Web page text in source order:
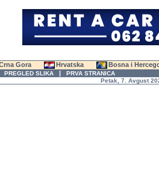
Gora Hrvatska Bosna i
PREGLED SLIKA | PRVA STRANICA
Petak, 7. Avgust 2026.